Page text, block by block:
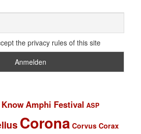
the privacy rules of this site
Amphi Festival ASP
Corona Corvus Corax